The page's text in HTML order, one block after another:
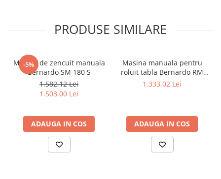
PRODUSE SIMILARE
-5%
Masina de zencuit manuala
Bernardo SM 180 S
1.582,12 Lei
1.503,00 Lei
ADAUGA IN COS
Masina manuala pentru
roluit tabla Bernardo RM
305
1.333,02 Lei
ADAUGA IN COS